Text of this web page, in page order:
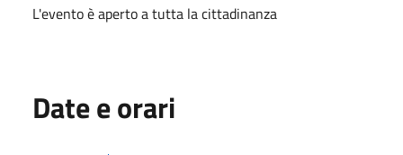
L'evento è aperto a tutta la cittadinanza
Date e orari